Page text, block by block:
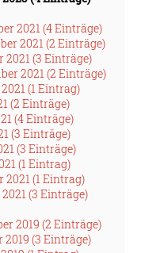
2021 (4 Einträge)
2021 (2 Einträge)
2021 (3 Einträge)
2021 (2 Einträge)
(1 Eintrag)
(2 Einträge)
(4 Einträge)
(3 Einträge)
(3 Einträge)
(1 Eintrag)
2021 (1 Eintrag)
(3 Einträge)
2019 (2 Einträge)
2019 (3 Einträge)